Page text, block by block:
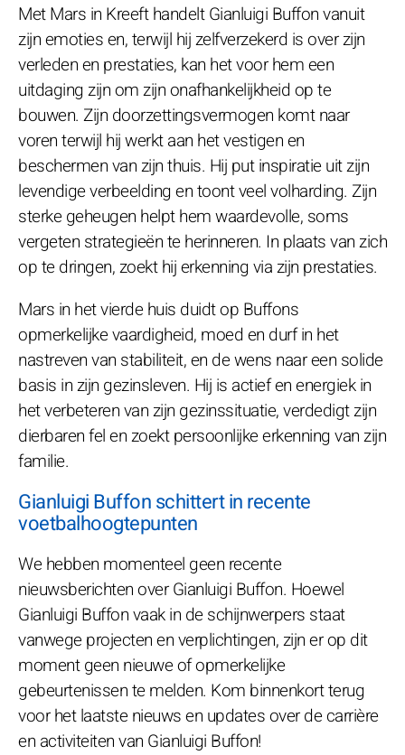
Met Mars in Kreeft handelt Gianluigi Buffon vanuit
zijn emoties en, terwijl hij zelfverzekerd is over zijn
verleden en prestaties, kan het voor hem een
uitdaging zijn om zijn onafhankelijkheid op te
bouwen. Zijn doorzettingsvermogen komt naar
voren terwijl hij werkt aan het vestigen en
beschermen van zijn thuis. Hij put inspiratie uit zijn
levendige verbeelding en toont veel volharding. Zijn
sterke geheugen helpt hem waardevolle, soms
vergeten strategieën te herinneren. In plaats van zich
op te dringen, zoekt hij erkenning via zijn prestaties.
Mars in het vierde huis duidt op Buffons
opmerkelijke vaardigheid, moed en durf in het
nastreven van stabiliteit, en de wens naar een solide
basis in zijn gezinsleven. Hij is actief en energiek in
het verbeteren van zijn gezinssituatie, verdedigt zijn
dierbaren fel en zoekt persoonlijke erkenning van zijn
familie.
Gianluigi Buffon schittert in recente
voetbalhoogtepunten
We hebben momenteel geen recente
nieuwsberichten over Gianluigi Buffon. Hoewel
Gianluigi Buffon vaak in de schijnwerpers staat
vanwege projecten en verplichtingen, zijn er op dit
moment geen nieuwe of opmerkelijke
gebeurtenissen te melden. Kom binnenkort terug
voor het laatste nieuws en updates over de carrière
en activiteiten van Gianluigi Buffon!